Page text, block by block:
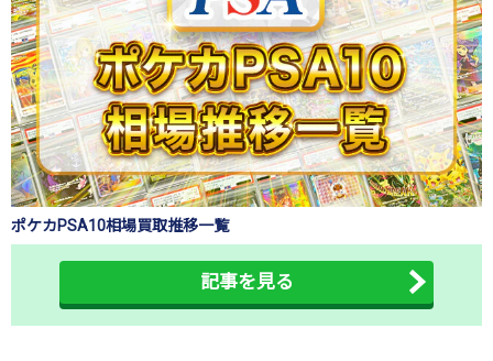
ポケカPSA10相場買取推移一覧
記事を見る